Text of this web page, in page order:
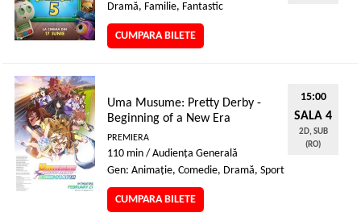
Dramă, Familie, Fantastic
CUMPARA BILETE
Uma Musume: Pretty Derby -
Beginning of a New Era
PREMIERA
110 min / Audienţa Generală
Gen: Animaţie, Comedie, Dramă, Sport
CUMPARA BILETE
15:00
SALA 4
2D, SUB
(RO)